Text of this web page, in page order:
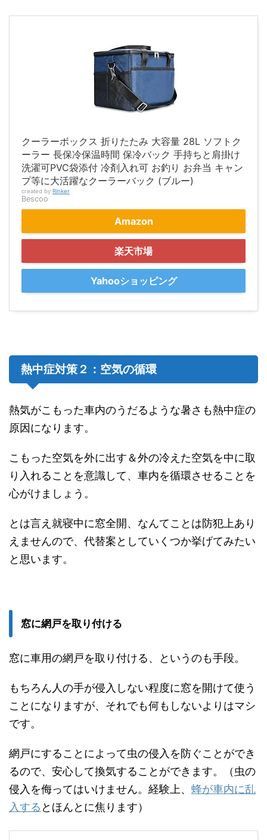
クーラーボックス 折りたたみ 大容量 28L ソフトク
ーラー 長保冷保温時間 保冷バック 手持ちと肩掛け
洗濯可PVC袋添付 冷剤入れ可 お釣り お弁当 キャン
プ等に大活躍なクーラーバック (ブルー)
created by Rinker
Bescoo
Amazon
楽天市場
Yahooショッピング
熱中症対策２：空気の循環
熱気がこもった車内のうだるような暑さも熱中症の
原因になります。
こもった空気を外に出す＆外の冷えた空気を中に取
り入れることを意識して、車内を循環させることを
心がけましょう。
とは言え就寝中に窓全開、なんてことは防犯上あり
えませんので、代替案としていくつか挙げてみたい
と思います。
窓に網戸を取り付ける
窓に車用の網戸を取り付ける、というのも手段。
もちろん人の手が侵入しない程度に窓を開けて使う
ことになりますが、それでも何もしないよりはマシ
です。
網戸にすることによって虫の侵入を防ぐことができ
るので、安心して換気することができます。（虫の
侵入を侮ってはいけません。経験上、 蜂が車内に乱
入する とほんとに焦ります）